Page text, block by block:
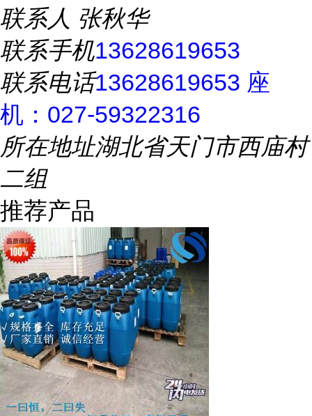
联系人 张秋华
联系手机13628619653
联系电话13628619653 座
机：027-59322316
所在地址湖北省天门市西庙村
二组
推荐产品